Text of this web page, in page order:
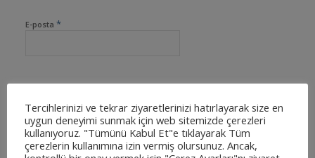
E-posta *
Tercihlerinizi ve tekrar ziyaretlerinizi hatırlayarak size en
uygun deneyimi sunmak için web sitemizde çerezleri
kullanıyoruz. "Tümünü Kabul Et"e tıklayarak Tüm
çerezlerin kullanımına izin vermiş olursunuz. Ancak,